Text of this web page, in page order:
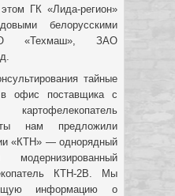
ГК «Лида-регион»
белорусскими
«Техмаш», ЗАО
тайные
в офис поставщика с
нам предложили
«КТН» — однорядный
КТН-2В. Мы
информацию о